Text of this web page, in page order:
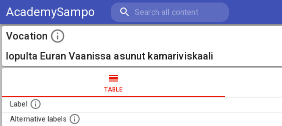
AcademySampo
Vocation
lopulta Euran Vaanissa asunut kamariviskaali
TABLE
Label
Alternative labels